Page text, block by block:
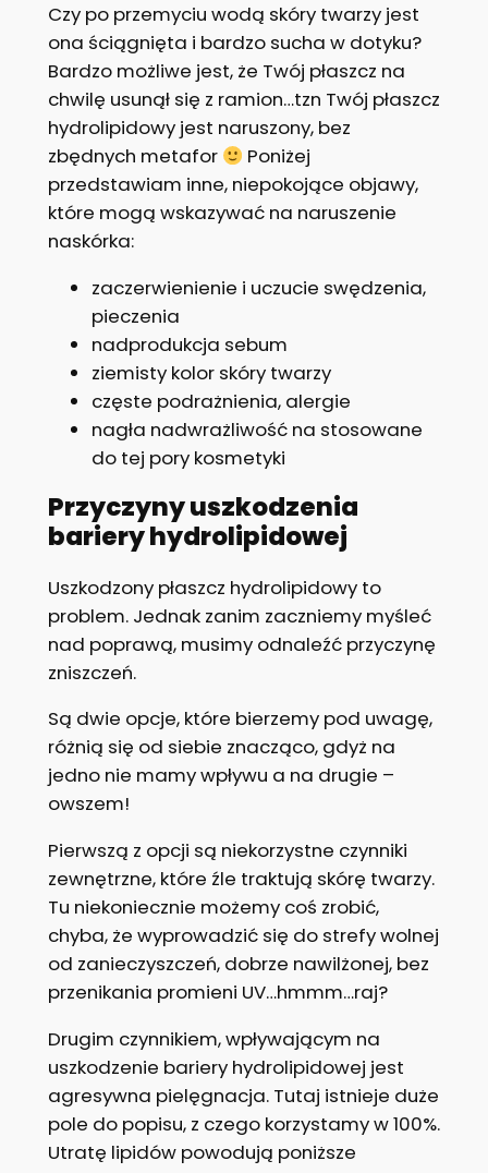
Czy po przemyciu wodą skóry twarzy jest
ona ściągnięta i bardzo sucha w dotyku?
Bardzo możliwe jest, że Twój płaszcz na
chwilę usunął się z ramion…tzn Twój płaszcz
hydrolipidowy jest naruszony, bez
zbędnych metafor
Poniżej
przedstawiam inne, niepokojące objawy,
które mogą wskazywać na naruszenie
naskórka:
zaczerwienienie i uczucie swędzenia,
pieczenia
nadprodukcja sebum
ziemisty kolor skóry twarzy
częste podrażnienia, alergie
nagła nadwrażliwość na stosowane
do tej pory kosmetyki
Przyczyny uszkodzenia
bariery hydrolipidowej
Uszkodzony płaszcz hydrolipidowy to
problem. Jednak zanim zaczniemy myśleć
nad poprawą, musimy odnaleźć przyczynę
zniszczeń.
Są dwie opcje, które bierzemy pod uwagę,
różnią się od siebie znacząco, gdyż na
jedno nie mamy wpływu a na drugie –
owszem!
Pierwszą z opcji są niekorzystne czynniki
zewnętrzne, które źle traktują skórę twarzy.
Tu niekoniecznie możemy coś zrobić,
chyba, że wyprowadzić się do strefy wolnej
od zanieczyszczeń, dobrze nawilżonej, bez
przenikania promieni UV…hmmm…raj?
Drugim czynnikiem, wpływającym na
uszkodzenie bariery hydrolipidowej jest
agresywna pielęgnacja. Tutaj istnieje duże
pole do popisu, z czego korzystamy w 100%.
Utratę lipidów powodują poniższe